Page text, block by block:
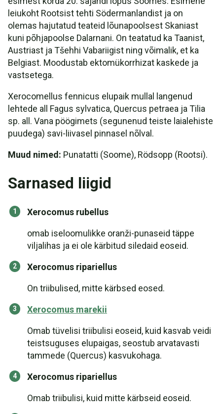
leiukoht Rootsist tehti Södermanlandist ja on
olemas hajutatud teateid lõunapoolsest Skaniast
kuni põhjapoolse Dalarnani. On teatatud ka Taanist,
Austriast ja Tšehhi Vabariigist ning võimalik, et ka
Belgiast. Moodustab ektomükorrhizat kaskede ja
vastsetega.
Xerocomellus fennicus elupaik mullal langenud
lehtede all Fagus sylvatica, Quercus petraea ja Tilia
sp. all. Vana pöögimets (segunenud teiste laialehiste
puudega) savi-liivasel pinnasel nõlval.
Muud nimed: Punatatti (Soome), Rödsopp (Rootsi).
Sarnased liigid
Xerocomus rubellus
omab iseloomulikke oranži-punaseid täppe
viljalihas ja ei ole kärbitud siledaid eoseid.
Xerocomus ripariellus
On triibulised, mitte kärbsed eosed.
Xerocomus marekii
Omab tüvelisi triibulisi eoseid, kuid kasvab veidi
teistsuguses elupaigas, seostub arvatavasti
tammede (Quercus) kasvukohaga.
Xerocomus ripariellus
Omab triibulisi, kuid mitte kärbseid eoseid.